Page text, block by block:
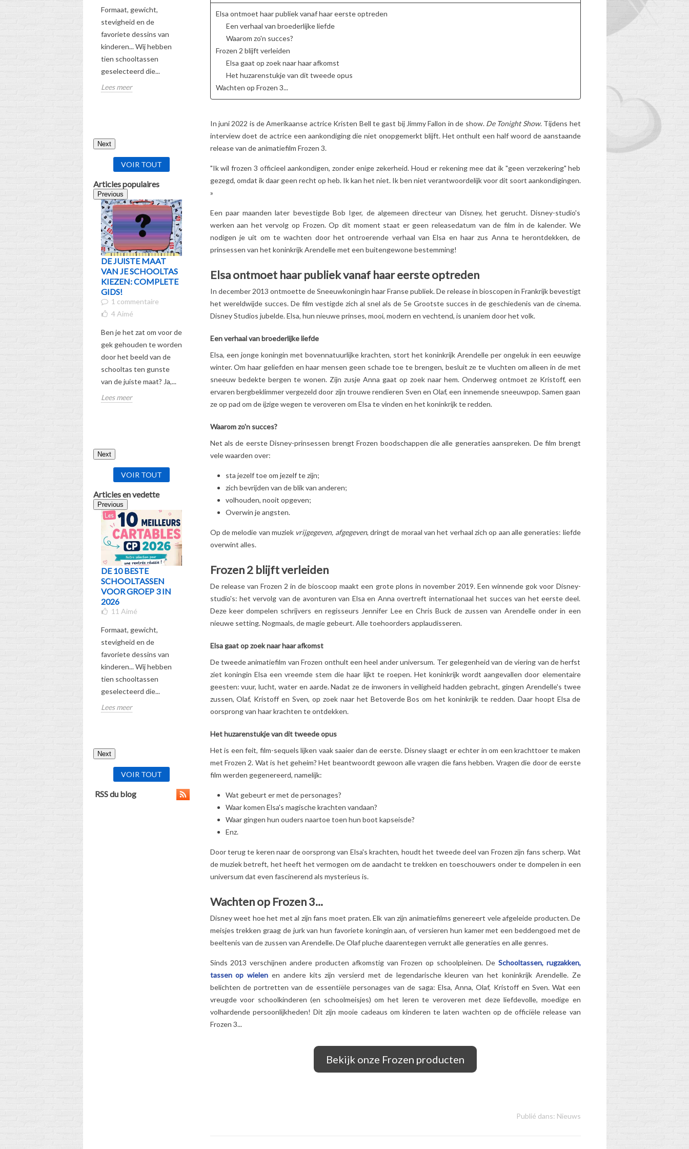
Formaat, gewicht,
stevigheid en de
favoriete dessins van
kinderen... Wij hebben
tien schooltassen
geselecteerd die...
Lees meer
Lees meer
DOL OP ZIJN?
2Aimé
Grappige dieren, zachte
ontdek waarom de
knuffels Les Déglingos
VERLIEFD OP
Boop-figuren alle...
Next
VOIR TOUT
Articles populaires
Previous
DE JUISTE MAAT
VAN JE SCHOOLTAS
KIEZEN: COMPLETE
GIDS!
1 commentaire
4 Aimé
Ben je het zat om voor de
gek gehouden te worden
door het beeld van de
schooltas ten gunste
van de juiste maat? Ja,...
Lees meer
ERVAAR HET
INNEMENDE
DISNEY-PERSONAGE
ZOALS JE HEM NOG
NOOIT EERDER
HEBT GEZIEN!
Ben je geïntrigeerd door
het vertederende
blauwe wezen genaamd
Stitch waar je kind
steeds over praat?
Lees meer
PAW PATROL:
NAMEN, KRACHTEN
EN GEHEIMEN
ONTHULD!
Aimé
personages? Wat zijn
hun rollen en geheimen?
Kom alles te weten over
deze onverschrokken...
Lees meer
ONGELOOFLIJKE
VERHAAL VAN
SPIDERMAN!
2Aimé
Ontdek het ongelooflijke
avonturen zullen al snel
geen geheimen meer
voor je...
Lees meer
MIRACULOUS
LADYBUG!
Aimé
dame en geluksvrouw!"
Hoor je dit refrein de
hele dag door? Het is
de...
Lees meer
Next
VOIR TOUT
Articles en vedette
Previous
DE 10 BESTE
SCHOOLTASSEN
VOOR GROEP 3 IN
2026
11 Aimé
Formaat, gewicht,
stevigheid en de
favoriete dessins van
kinderen... Wij hebben
tien schooltassen
geselecteerd die...
Lees meer
WELKE SCHOOLTAS
VAN LEEFTIJD EN
KLAS? DE ULTIEME
GIDS
5Aimé
gids om de juiste
schooltas voor uw kind
te kiezen!
Lees meer
TOP 5
VOOR MEISJES!
2Aimé
De kamer van je kleine
echt haar persoonlijkheid
Lees meer
WAAROM
KINDEREN (EN
OUDERS OOK) ER
DOL OP ZIJN?
texturen,
geruststellende kleuren:
ontdek waarom de
knuffels Les Déglingos
UW KIND
VERVANGEN?
2 Aimé
schooltas van uw kind
zijn beste tijd gehad?
Ontdek de...
Next
VOIR TOUT
RSS du blog
Elsa ontmoet haar publiek vanaf haar eerste optreden
Een verhaal van broederlijke liefde
Waarom zo'n succes?
Frozen 2 blijft verleiden
Elsa gaat op zoek naar haar afkomst
Het huzarenstukje van dit tweede opus
Wachten op Frozen 3...
In juni 2022 is de Amerikaanse actrice Kristen Bell te gast bij Jimmy Fallon in de show. De Tonight Show. Tijdens het
interview doet de actrice een aankondiging die niet onopgemerkt blijft. Het onthult een half woord de aanstaande
release van de animatiefilm Frozen 3.
"Ik wil frozen 3 officieel aankondigen, zonder enige zekerheid. Houd er rekening mee dat ik "geen verzekering" heb
gezegd, omdat ik daar geen recht op heb. Ik kan het niet. Ik ben niet verantwoordelijk voor dit soort aankondigingen.
»
Een paar maanden later bevestigde Bob Iger, de algemeen directeur van Disney, het gerucht. Disney-studio's
werken aan het vervolg op Frozen. Op dit moment staat er geen releasedatum van de film in de kalender. We
nodigen je uit om te wachten door het ontroerende verhaal van Elsa en haar zus Anna te herontdekken, de
prinsessen van het koninkrijk Arendelle met een buitengewone bestemming!
Elsa ontmoet haar publiek vanaf haar eerste optreden
In december 2013 ontmoette de Sneeuwkoningin haar Franse publiek. De release in bioscopen in Frankrijk bevestigt
het wereldwijde succes. De film vestigde zich al snel als de 5eGrootste succes in de geschiedenis van de cinema.
Disney Studios jubelde. Elsa, hun nieuwe prinses, mooi, modern en vechtend, is unaniem door het volk.
Een verhaal van broederlijke liefde
Elsa, een jonge koningin met bovennatuurlijke krachten, stort het koninkrijk Arendelle per ongeluk in een eeuwige
winter. Om haar geliefden en haar mensen geen schade toe te brengen, besluit ze te vluchten om alleen in de met
sneeuw bedekte bergen te wonen. Zijn zusje Anna gaat op zoek naar hem. Onderweg ontmoet ze Kristoff, een
ervaren bergbeklimmer vergezeld door zijn trouwe rendieren Sven en Olaf, een innemende sneeuwpop. Samen gaan
ze op pad om de ijzige wegen te veroveren om Elsa te vinden en het koninkrijk te redden.
Waarom zo'n succes?
Net als de eerste Disney-prinsessen brengt Frozen boodschappen die alle generaties aanspreken. De film brengt
vele waarden over:
sta jezelf toe om jezelf te zijn;
zich bevrijden van de blik van anderen;
volhouden, nooit opgeven;
Overwin je angsten.
Op de melodie van muziek vrijgegeven, afgegeven, dringt de moraal van het verhaal zich op aan alle generaties: liefde
overwint alles.
Frozen 2 blijft verleiden
De release van Frozen 2 in de bioscoop maakt een grote plons in november 2019. Een winnende gok voor Disney-
studio's: het vervolg van de avonturen van Elsa en Anna overtreft internationaal het succes van het eerste deel.
Deze keer dompelen schrijvers en regisseurs Jennifer Lee en Chris Buck de zussen van Arendelle onder in een
nieuwe setting. Nogmaals, de magie gebeurt. Alle toehoorders applaudisseren.
Elsa gaat op zoek naar haar afkomst
De tweede animatiefilm van Frozen onthult een heel ander universum. Ter gelegenheid van de viering van de herfst
ziet koningin Elsa een vreemde stem die haar lijkt te roepen. Het koninkrijk wordt aangevallen door elementaire
geesten: vuur, lucht, water en aarde. Nadat ze de inwoners in veiligheid hadden gebracht, gingen Arendelle's twee
zussen, Olaf, Kristoff en Sven, op zoek naar het Betoverde Bos om het koninkrijk te redden. Daar hoopt Elsa de
oorsprong van haar krachten te ontdekken.
Het huzarenstukje van dit tweede opus
Het is een feit, film-sequels lijken vaak saaier dan de eerste. Disney slaagt er echter in om een krachttoer te maken
met Frozen 2. Wat is het geheim? Het beantwoordt gewoon alle vragen die fans hebben. Vragen die door de eerste
film werden gegenereerd, namelijk:
Wat gebeurt er met de personages?
Waar komen Elsa's magische krachten vandaan?
Waar gingen hun ouders naartoe toen hun boot kapseisde?
Enz.
Door terug te keren naar de oorsprong van Elsa's krachten, houdt het tweede deel van Frozen zijn fans scherp. Wat
de muziek betreft, het heeft het vermogen om de aandacht te trekken en toeschouwers onder te dompelen in een
universum dat even fascinerend als mysterieus is.
Wachten op Frozen 3...
Disney weet hoe het met al zijn fans moet praten. Elk van zijn animatiefilms genereert vele afgeleide producten. De
meisjes trekken graag de jurk van hun favoriete koningin aan, of versieren hun kamer met een beddengoed met de
beeltenis van de zussen van Arendelle. De Olaf pluche daarentegen verrukt alle generaties en alle genres.
Sinds 2013 verschijnen andere producten afkomstig van Frozen op schoolpleinen. De Schooltassen, rugzakken,
tassen op wielen en andere kits zijn versierd met de legendarische kleuren van het koninkrijk Arendelle. Ze
belichten de portretten van de essentiële personages van de saga: Elsa, Anna, Olaf, Kristoff en Sven. Wat een
vreugde voor schoolkinderen (en schoolmeisjes) om het leren te veroveren met deze liefdevolle, moedige en
volhardende persoonlijkheden! Dit zijn mooie cadeaus om kinderen te laten wachten op de officiële release van
Frozen 3...
Bekijk onze Frozen producten
Publié dans: Nieuws